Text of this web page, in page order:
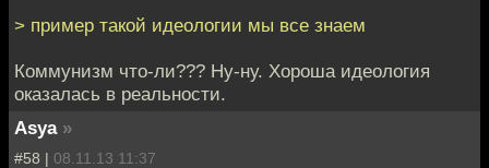
> пример такой идеологии мы все знаем
Коммунизм что-ли??? Ну-ну. Хороша идеология
оказалась в реальности.
Asya »
#58 | 08.11.13 11:37